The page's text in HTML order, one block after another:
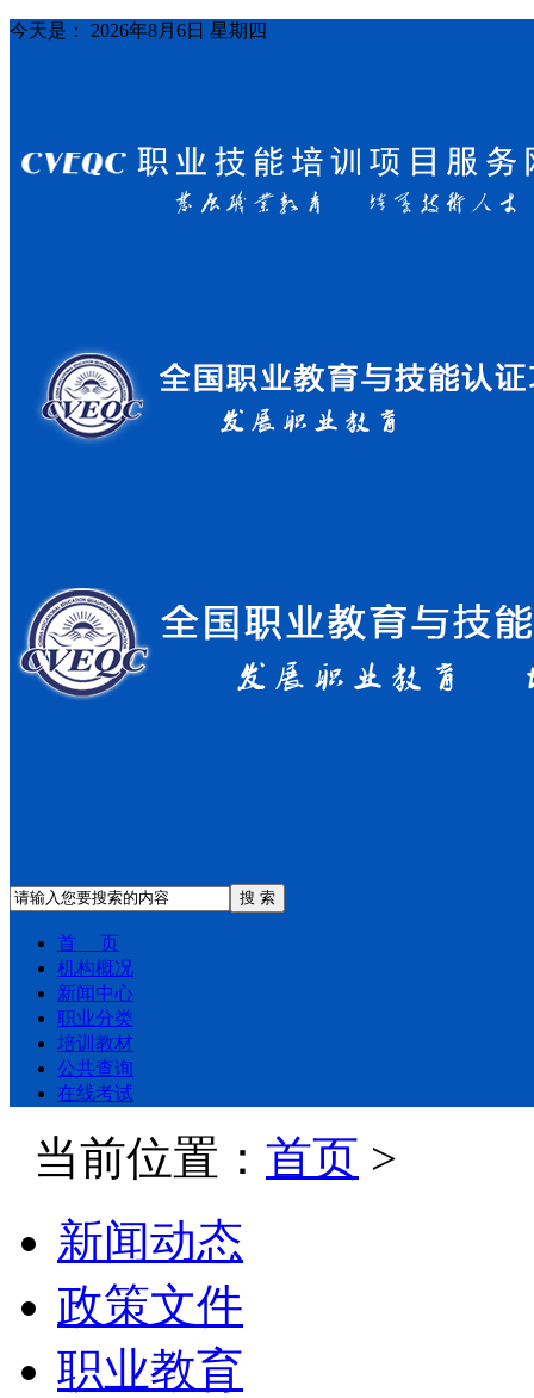
今天是： 2026年8月6日 星期四
搜 索
首 页
机构概况
新闻中心
职业分类
培训教材
公共查询
在线考试
当前位置： 首页 >
新闻动态
政策文件
职业教育